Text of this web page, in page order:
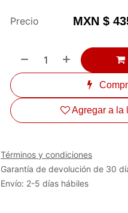
Agregar a la
Precio MXN $
Términos y condiciones
Garantía de devolución de 30
Envío: 2-5 días hábiles